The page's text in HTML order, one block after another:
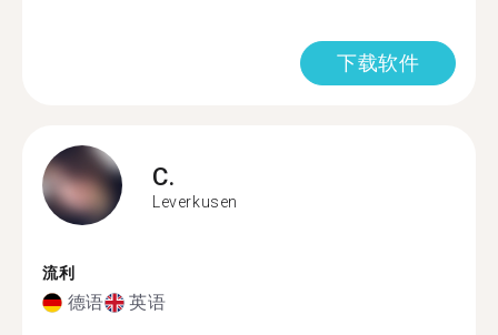
下载软件
C.
Leverkusen
流利
德语 英语